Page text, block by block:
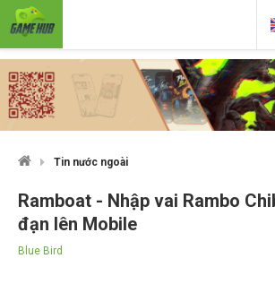
Tin nước ngoài
Ramboat - Nhập vai Rambo
đạn lên Mobile
Blue Bird